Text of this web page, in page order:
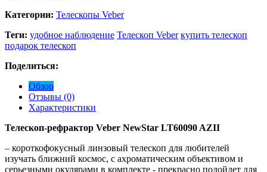
Категории: Телескопы Veber
Теги: удобное наблюдение Телескоп Veber купить телескоп
подарок телескоп
Поделиться:
Обзор
Отзывы (0)
Характеристики
Телескоп-рефрактор Veber NewStar LT60090 AZII
– короткофокусный линзовый телескоп для любителей
изучать ближний космос, с axpoмaтическим объективом и
серьезными окулярами в комплекте - прекрасно подойдет для